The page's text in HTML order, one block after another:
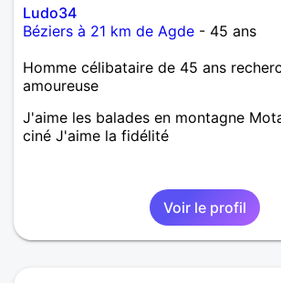
Ludo34
Béziers à 21 km de Agde - 45 ans
Homme célibataire de 45 ans
amoureuse
J'aime les balades en montagne
ciné J'aime la fidélité
Voir le profil